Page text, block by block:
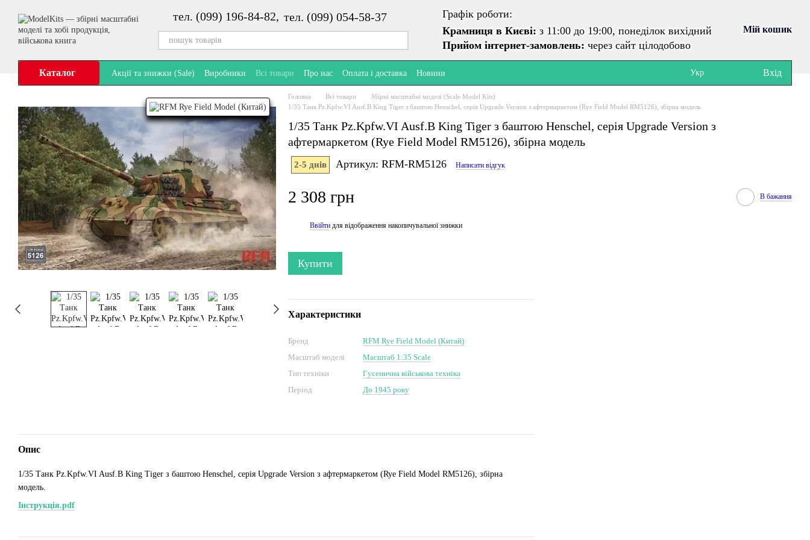
тел. (099) 196-84-82, тел. (099) 054-58-37
Графік роботи:
Крамниця в Києві: з 11:00 до 19:00, понеділок вихідний
Прийом інтернет-замовлень: через сайт цілодобово
Мій кошик
Каталог Акції та знижки (Sale) Виробники Всі товари Про нас Оплата і доставка Новини Укр Вхід
Головна Всі товари
Збірні масштабні моделі (Scale Model Kits)
1/35 Танк Pz.Kpfw.VI Ausf.B King Tiger з баштою Henschel, серія Upgrade Version з афтермаркетом (Rye Field Model RM5126), збірна модель
1/35 Танк Pz.Kpfw.VI Ausf.B King Tiger з баштою Henschel, серія Upgrade Version з
афтермаркетом (Rye Field Model RM5126), збірна модель
2-5 днів Артикул: RFM-RM5126 Написати відгук
2 308 грн В бажання
Ввійти для відображення накопичувальної знижки
Купити
Характеристики
Бренд
RFM Rye Field Model (Китай)
Масштаб моделі
Масштаб 1:35 Scale
Тип техніки
Гусенична військова техніка
Період
До 1945 року
Опис
1/35 Танк Pz.Kpfw.VI Ausf.B King Tiger з баштою Henschel, серія Upgrade Version з афтермаркетом (Rye Field Model RM5126), збірна
модель.
Інструкція.pdf